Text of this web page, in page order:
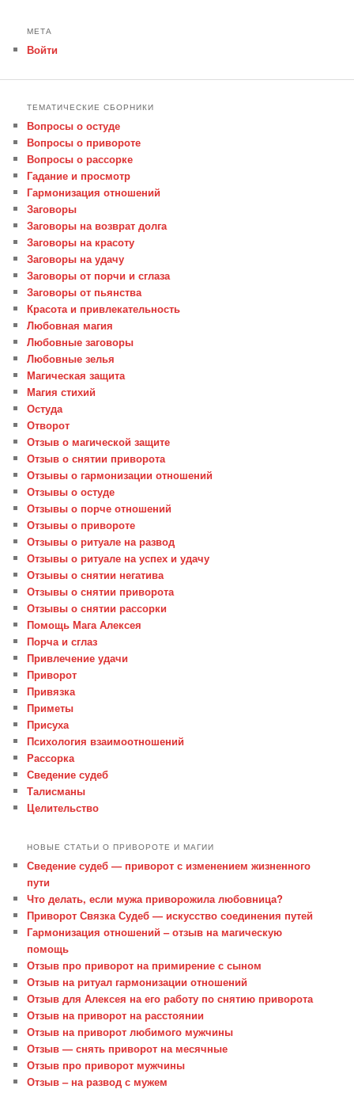
МЕТА
Войти
ТЕМАТИЧЕСКИЕ СБОРНИКИ
Вопросы о остуде
Вопросы о привороте
Вопросы о рассорке
Гадание и просмотр
Гармонизация отношений
Заговоры
Заговоры на возврат долга
Заговоры на красоту
Заговоры на удачу
Заговоры от порчи и сглаза
Заговоры от пьянства
Красота и привлекательность
Любовная магия
Любовные заговоры
Любовные зелья
Магическая защита
Магия стихий
Остуда
Отворот
Отзыв о магической защите
Отзыв о снятии приворота
Отзывы о гармонизации отношений
Отзывы о остуде
Отзывы о порче отношений
Отзывы о привороте
Отзывы о ритуале на развод
Отзывы о ритуале на успех и удачу
Отзывы о снятии негатива
Отзывы о снятии приворота
Отзывы о снятии рассорки
Помощь Мага Алексея
Порча и сглаз
Привлечение удачи
Приворот
Привязка
Приметы
Присуха
Психология взаимоотношений
Рассорка
Сведение судеб
Талисманы
Целительство
НОВЫЕ СТАТЬИ О ПРИВОРОТЕ И МАГИИ
Сведение судеб — приворот с изменением жизненного
пути
Что делать, если мужа приворожила любовница?
Приворот Связка Судеб — искусство соединения путей
Гармонизация отношений – отзыв на магическую
помощь
Отзыв про приворот на примирение с сыном
Отзыв на ритуал гармонизации отношений
Отзыв для Алексея на его работу по снятию приворота
Отзыв на приворот на расстоянии
Отзыв на приворот любимого мужчины
Отзыв — снять приворот на месячные
Отзыв про приворот мужчины
Отзыв – на развод с мужем